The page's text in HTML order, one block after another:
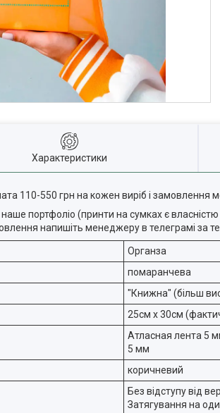
Характеристики
110-550 грн на кожен виріб і
портфоліо (принти на сумках є
напишіть менеджеру в телеграмі за
Органза
помаранчева
"Книжна" (більш
25см х 30см
Атласная лента 5
5 мм
коричневий
Без відступу від
Затягування на